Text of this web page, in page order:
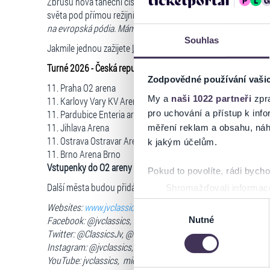
Souhlas
Zodpovědné používání
My a naši 1022 partneři
pro uchování a přístup k
měření reklam a obsahu,
k jakým účelům.
Pokud to povolíte, rádi
Shromažďovali
Identifikovali vaše
Zjistěte více o tom, jak
můžete kdykoliv změnit
Výběr
Nutné
světa pod přímou režijní taktovkou tanečního génia Michaela
na evropská pódia. Mám pocit, že je to nejdůležitější turné v
Jakmile jednou zažijeteLord of the Dance
, už nikdy se v
Turné 2026 - Česká republika:
11. Praha O2 arena
11. Karlovy Vary KV Arena
11. Pardubice Enteria arena
11. Jihlava Arena
11. Ostrava Ostravar Arena
11. Brno Arena Brno
Vstupenky do O2 areny v prodeji v síti Ticketportal.
Další města budou přidávána průběžně v následujících
Websites:www.jvclassics.cz
Facebook: @jvclassics, @MichaelFlatleysLordoftheDance
Twitter: @ClassicsJv, @LordOfTheDance
Instagram: @jvclassics, @lotdofficial
YouTube: jvclassics, michaelflatley